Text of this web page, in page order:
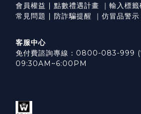
會員權益 | 點數禮遇計畫 ｜ 輸入標籤
常見問題 | 防詐騙提醒 ｜ 仿冒品警示
客服中心
免付費諮詢專線：0800-083-999
09:30AM~6:00PM